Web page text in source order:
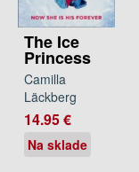
The Ice
Princess
Camilla
Läckberg
14.95 €
Na sklade